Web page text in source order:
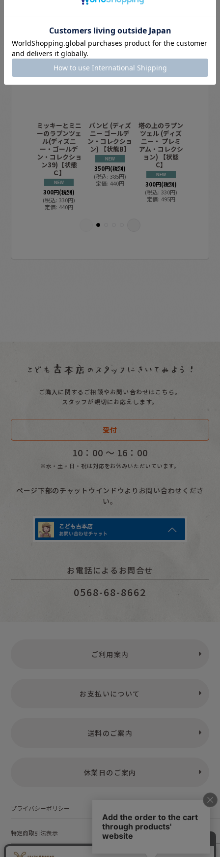
この商品を買った人は、こんな商品も買
っています
ミッキーとミニ
ーのラプンツェ
ル(ディズニ
ー・ゴールデ
ン・コレクショ
ン39)【状態
Ｃ】
300円(税別)
(税込: 330円)
定価: 440円
バンビ (ディズ
ニー ゴールデ
ン・コレクショ
ン) 【状態B】
350円(税別)
(税込: 385円)
定価: 440円
塔の上のラプン
ツェル (ディズ
ニー・ プレミ
アム・コレクシ
ョン) 【状態
C】
300円(税別)
(税込: 330円)
定価: 495円
ご購入に関するご相談やお問い合わせはこちら。
スタッフが親切にお応えします。
受付
10：00 〜 16：00
※水・土・日・祝は対応をお休みいただいています。
ページ下部のチャットウインドウよりお問い合わせくださ
い。
お電話によるお問合せ
0568-68-8662
ご利用案内
お支払いについて
送料のご案内
休業日のご案内
プライバシーポリシー
特定商取引法表示